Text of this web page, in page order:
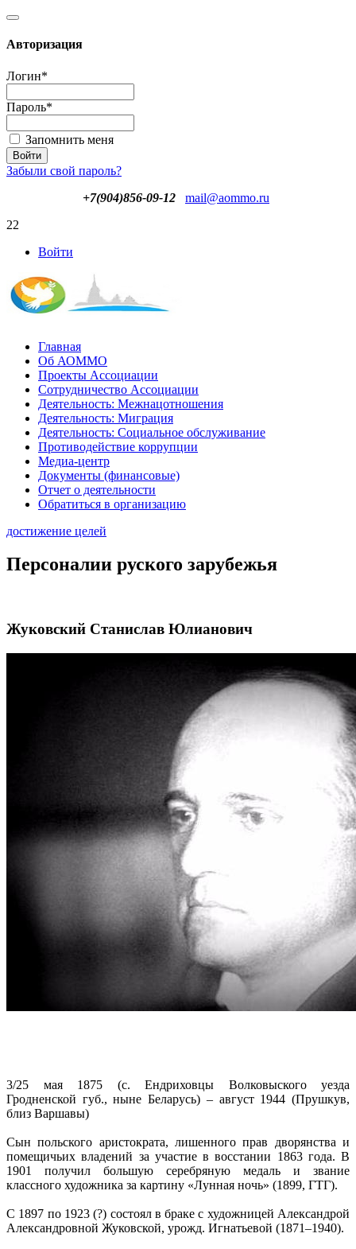
Авторизация
Логин*
Пароль*
Запомнить меня
Забыли свой пароль?
+7(904)856-09-12
mail@aommo.ru
22
Войти
Главная
Об АОММО
Проекты Ассоциации
Сотрудничество Ассоциации
Деятельность: Межнацотношения
Деятельность: Миграция
Деятельность: Социальное обслуживание
Противодействие коррупции
Медиа-центр
Документы (финансовые)
Отчет о деятельности
Обратиться в организацию
достижение целей
Персоналии руского зарубежья
Жуковский Станислав Юлианович
3/25 мая 1875 (с. Ендриховцы Волковыского уезда
Гродненской губ., ныне Беларусь) – август 1944 (Прушкув,
близ Варшавы)
Сын польского аристократа, лишенного прав дворянства и
помещичьих владений за участие в восстании 1863 года. В
1901 получил большую серебряную медаль и звание
классного художника за картину «Лунная ночь» (1899, ГТГ).
С 1897 по 1923 (?) состоял в браке с художницей Александрой
Александровной Жуковской, урожд. Игнатьевой (1871–1940).